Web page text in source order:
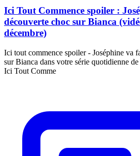
Ici Tout Commence spoiler :
découverte choc sur Bianca
décembre)
Ici tout commence spoiler - Joséphine va
sur Bianca dans votre série quotidienne
Ici Tout Comme